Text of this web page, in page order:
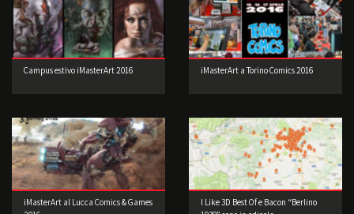
Campus estivo iMasterArt 2016 iMasterArt a Torino Comics 2016
iMasterArt al Lucca Comics & Games
I Like 3D Best Of e Bacon “Berlino